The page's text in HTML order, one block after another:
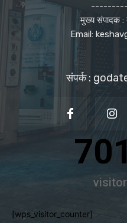
मुख्य संपादक :
Email:
संपर्क :
[wps_visitor_counter]